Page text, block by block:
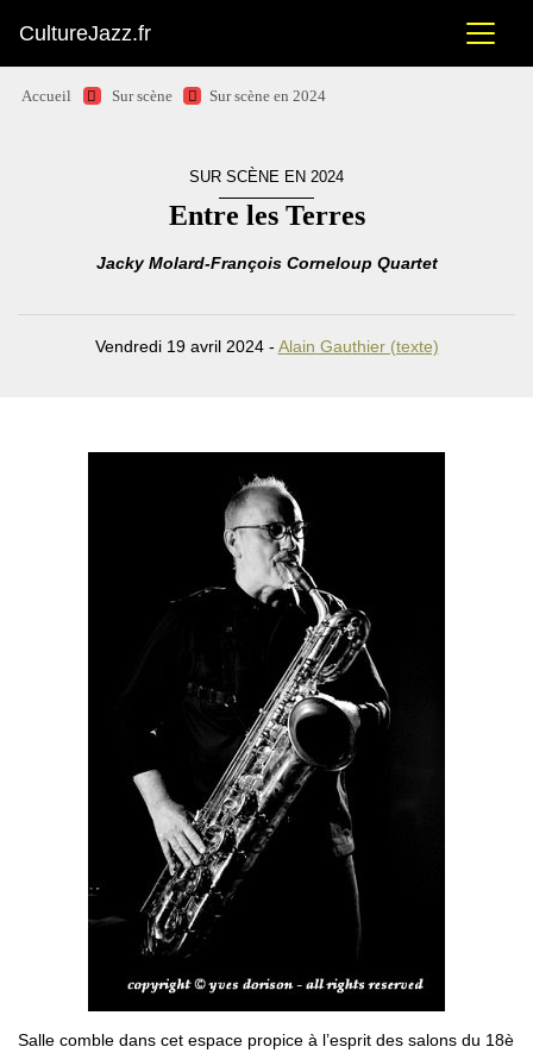
CultureJazz.fr
Accueil Sur scène Sur scène en 2024
SUR SCÈNE EN 2024
Entre les Terres
Jacky Molard-François Corneloup Quartet
Vendredi 19 avril 2024 - Alain Gauthier (texte)
Salle comble dans cet espace propice à l’esprit des salons du 18è